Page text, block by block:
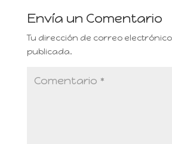
Envía un Comentario
Tu dirección de correo
publicada.